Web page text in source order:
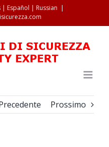
| Español | Russian |
Prossimo